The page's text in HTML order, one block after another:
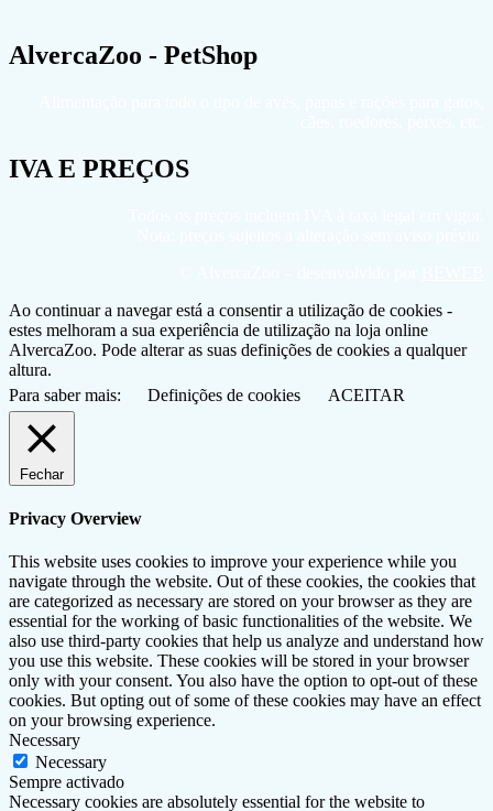
AlvercaZoo - PetShop
IVA E PREÇOS
Ao continuar a navegar está a consentir a utilização de cookies -
estes melhoram a sua experiência de utilização na loja online
AlvercaZoo. Pode alterar as suas definições de cookies a qualquer
altura.
Para saber mais:
Definições de cookies ACEITAR
Fechar
Privacy Overview
This website uses cookies to improve your experience while you
navigate through the website. Out of these cookies, the cookies that
are categorized as necessary are stored on your browser as they are
essential for the working of basic functionalities of the website. We
also use third-party cookies that help us analyze and understand how
you use this website. These cookies will be stored in your browser
only with your consent. You also have the option to opt-out of these
cookies. But opting out of some of these cookies may have an effect
on your browsing experience.
Necessary
Necessary
Sempre activado
Necessary cookies are absolutely essential for the website to